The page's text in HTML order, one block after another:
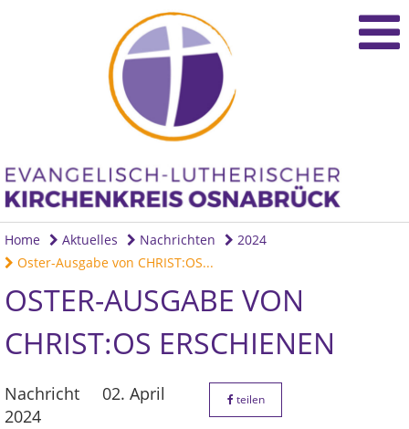
Home Aktuelles Nachrichten
2024
Oster-Ausgabe von CHRIST:OS...
OSTER-AUSGABE VON
CHRIST:OS ERSCHIENEN
Nachricht
02. April
2024
teilen